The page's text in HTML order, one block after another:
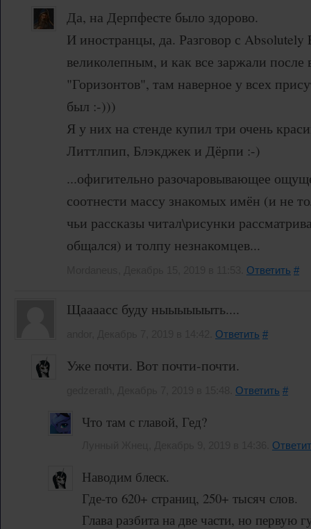
Да, на Дерпфесте было здорово.
И иностранцы, да. Разговор с
великолепным, и как все заржали
"Горизонтов", там наверное у всех
был :-)))
Я у них на стенде купил три очень
Литтлпип, Блэкджек и Дёрпи :-)
...офигительно разочаровывающее
соотнести массу знакомых имён (и не
чьи рассказы читал\рисунки
общался) и толпу незнакомцев...
Ответить #
Щаааасс буду ныыыыыыть....
Ответить #
Уже почти. Вот почти-почти.
Ответить #
Что там с главой, Гед?
Наводим блеск.
Где-то 620+ страниц, 250+ тысяч слов.
Глава разбита на две части, но первую